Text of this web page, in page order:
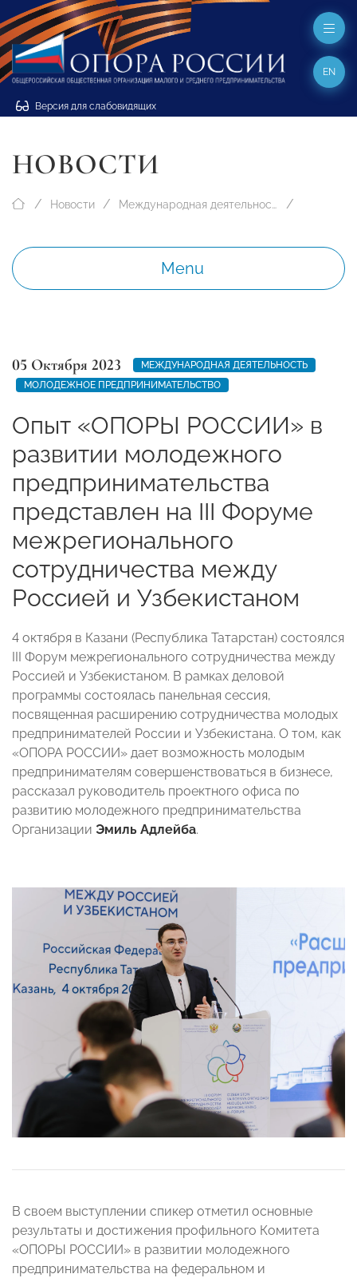
Версия для слабовидящих
EN
НОВОСТИ
Новости Международная деятельность
Menu
05 Октября 2023
МЕЖДУНАРОДНАЯ ДЕЯТЕЛЬНОСТЬ
МОЛОДЕЖНОЕ ПРЕДПРИНИМАТЕЛЬСТВО
Опыт «ОПОРЫ РОССИИ» в
развитии молодежного
предпринимательства
представлен на III Форуме
межрегионального
сотрудничества между
Россией и Узбекистаном
4 октября в Казани (Республика Татарстан) состоялся
III Форум межрегионального сотрудничества между
Россией и Узбекистаном. В рамках деловой
программы состоялась панельная сессия,
посвященная расширению сотрудничества молодых
предпринимателей России и Узбекистана. О том, как
«ОПОРА РОССИИ» дает возможность молодым
предпринимателям совершенствоваться в бизнесе,
рассказал руководитель проектного офиса по
развитию молодежного предпринимательства
Организации Эмиль Адлейба.
В своем выступлении спикер отметил основные
результаты и достижения профильного Комитета
«ОПОРЫ РОССИИ» в развитии молодежного
предпринимательства на федеральном и